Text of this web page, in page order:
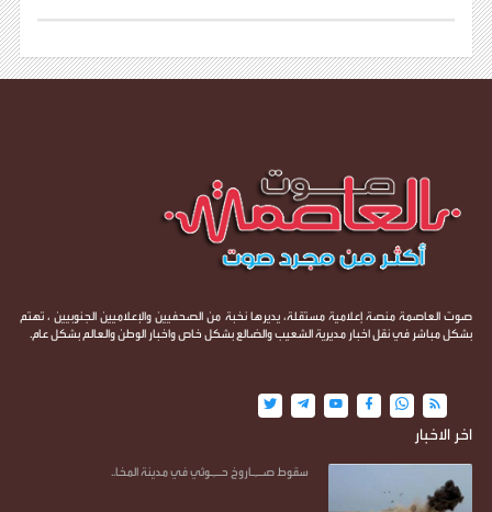
صوت العاصمة منصة إعلامية مستقلة، يديرها نخبة من الصحفيين والإعلاميين الجنوبيين ، تهتم
بشكل مباشر في نقل اخبار مديرية الشعيب والضالع بشكل خاص واخبار الوطن والعالم بشكل عام.
اخر الاخبار
سقوط صـ,ـاروخ حـ,ـوثي في مدينة المخا..